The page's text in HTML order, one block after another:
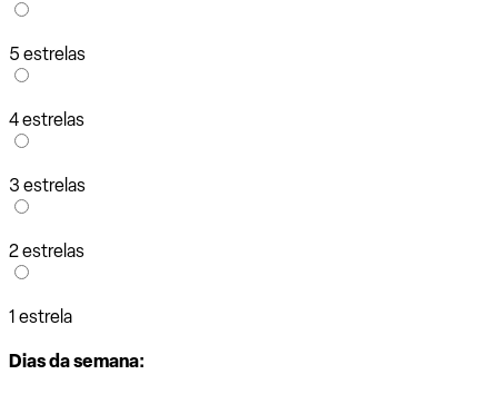
5 estrelas
4 estrelas
3 estrelas
2 estrelas
1 estrela
Dias da semana: